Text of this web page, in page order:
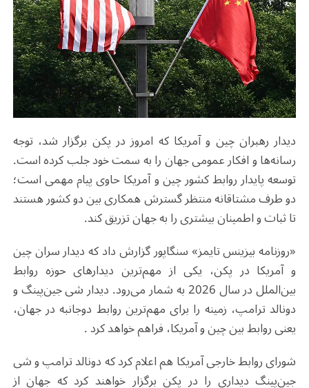
دیدار رهبران چین و آمریکا که امروز در پکن برگزار شد، توجه
رسانه‌ها و افکار عمومی جهان را به سمت خود جلب کرده است.
توسعه پایدار روابط کشور چین و آمریکا حاوی پیام مهمی است؛
دو طرف مشتاقانه منتظر گسترش همکاری بین دو کشور هستند
تا ثبات و اطمینان بیشتری را به جهان تزریق کند.
«روزنامه بیزینس تایمز» سنگاپور گزارش داد که دیدار سران چین
و آمریکا در پکن، یکی از مهم‌ترین دیدارهای حوزه روابط
بین‌الملل در سال 2026 به شمار می‌رود. دیدار شی جین‌پینگ و
دونالد ترامپ، زمینه را برای مهم‌ترین روابط دوجانبه در جهان،
یعنی روابط بین چین و آمریکا، فراهم خواهد کرد .
شورای روابط خارجی آمریکا هم اعلام کرد که دونالد ترامپ و شی
جین‌پینگ دیداری را در پکن برگزار خواهند کرد که جهان از